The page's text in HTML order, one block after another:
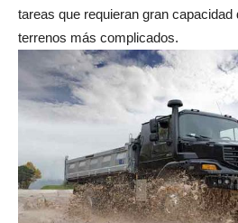
tareas que requieran gran
terrenos más complicados.